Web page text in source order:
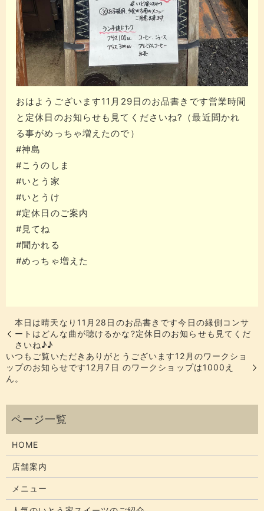
おはようございます11月29日のお品書きです営業時間
と定休日のお知らせも見てくださいね?（最近聞かれ
る事がめっちゃ増えたので）
#神島
#こうのしま
#いとう家
#いとうけ
#定休日のご案内
#見てね
#聞かれる
#めっちゃ増えた
本日は晴天なり️11月28日のお品書きです今日の縁側コンサ
ートはどんな曲が聴けるかな?定休日のお知らせも見てくだ
さいね♪♪
いつもご覧いただきありがとうございます12月のワークショ
ップのお知らせです12月7日 のワークショップは1000え
ん。
HOME
店舗案内
メニュー